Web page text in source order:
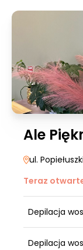
Ale
ul.
Teraz
Depilacja
Depilacja